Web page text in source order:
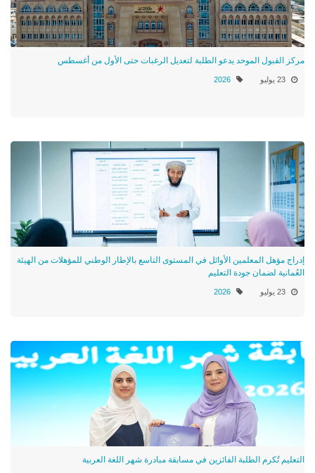
مركز القبول الموحد يدعو الطلبة لتعديل الرغبات حتى الأول من أغسطس
23 يوليو 2026
إدراج مؤهل المعلمين الأوائل في المستوى التاسع بالإطار الوطني للمؤهلات من الهيئة
العُمانية لضمان جودة التعليم
23 يوليو 2026
التعليم تُكرم الطلبة الفائزين في مسابقة مبادرة شهر اللغة العربية